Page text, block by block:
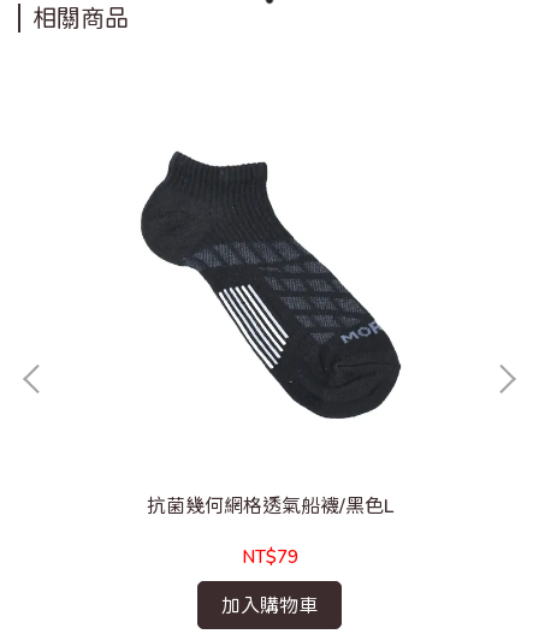
相關商品
抗菌幾何網格透氣船襪/黑色L
NT$79
加入購物車